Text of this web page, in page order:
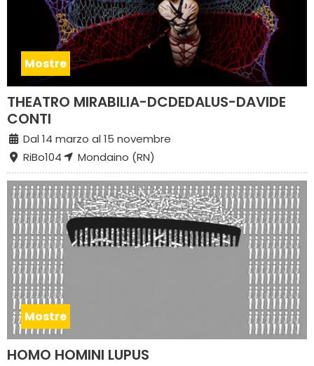
Mostre
THEATRO MIRABILIA-DCDEDALUS-DAVIDE
CONTI
Dal 14 marzo al 15 novembre
RiBo104
Mondaino (RN)
Mostre
HOMO HOMINI LUPUS